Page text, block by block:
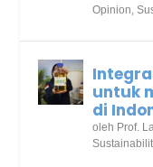
Opinion,
untuk
di
oleh Prof.